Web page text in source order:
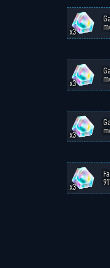
x3
x3
x3
x3